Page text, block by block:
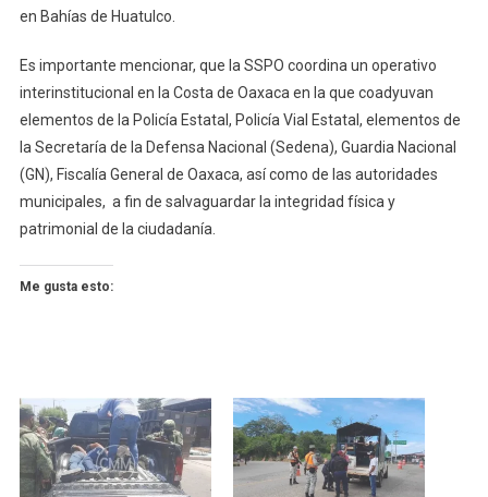
en Bahías de Huatulco.
Es importante mencionar, que la SSPO coordina un operativo
interinstitucional en la Costa de Oaxaca en la que coadyuvan
elementos de la Policía Estatal, Policía Vial Estatal, elementos de
la Secretaría de la Defensa Nacional (Sedena), Guardia Nacional
(GN), Fiscalía General de Oaxaca, así como de las autoridades
municipales, a fin de salvaguardar la integridad física y
patrimonial de la ciudadanía.
Me gusta esto: